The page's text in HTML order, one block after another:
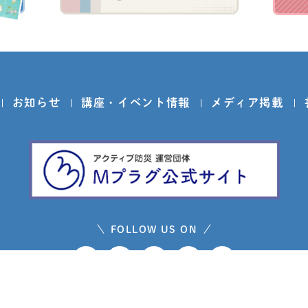
お知らせ 講座・イベント情報 メディア掲載
FOLLOW US ON